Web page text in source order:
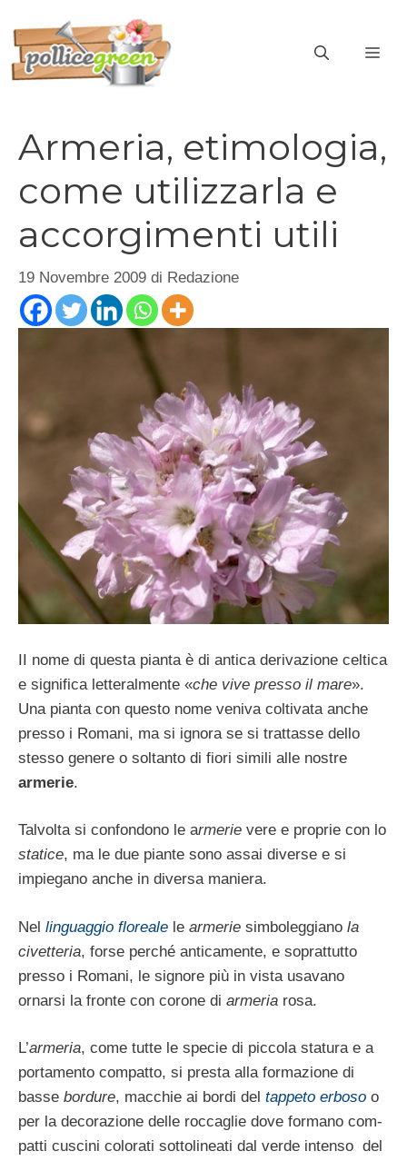
contenuto
Armeria, etimologia,
come utilizzarla e
accorgimenti utili
19 Novembre 2009 di Redazione
II nome di questa pianta è di antica deriva­zione celtica
e significa letteralmente «che vive presso il mare».
Una pianta con que­sto nome veniva coltivata anche
presso i Ro­mani, ma si ignora se si trattasse dello
stes­so genere o soltanto di fiori simili alle nostre
armerie.
Talvolta si confondono le armerie vere e pro­prie con lo
statice, ma le due piante sono assai diverse e si
impiegano anche in diversa maniera.
Nel linguaggio floreale le armerie simboleg­giano la
civetteria, forse perché anticamente, e soprattutto
presso i Romani, le signore più in vista usavano
ornarsi la fronte con corone di armeria rosa.
L’armeria, come tutte le specie di piccola statura e a
portamento compatto, si presta alla formazione di
basse bordure, macchie ai bordi del tappeto erboso o
per la deco­razione delle roccaglie dove formano com­
patti cuscini colorati sottolineati dal verde intenso del